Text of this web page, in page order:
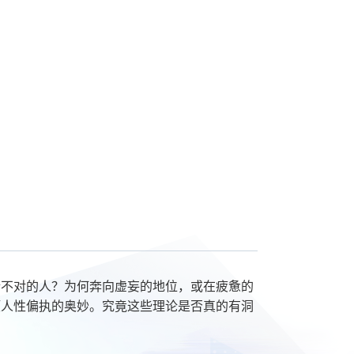
对的人？为何奔向虚妄的地位，或在疲惫的
性偏执的奥妙。究竟这些理论是否真的有洞